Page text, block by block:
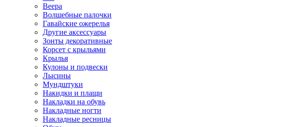
Веера
Волшебные палочки
Гавайские ожерелья
Другие аксессуары
Зонты декоративные
Корсет с крыльями
Крылья
Кулоны и подвески
Лысины
Мундштуки
Накидки и плащи
Накладки на обувь
Накладные ногти
Накладные ресницы